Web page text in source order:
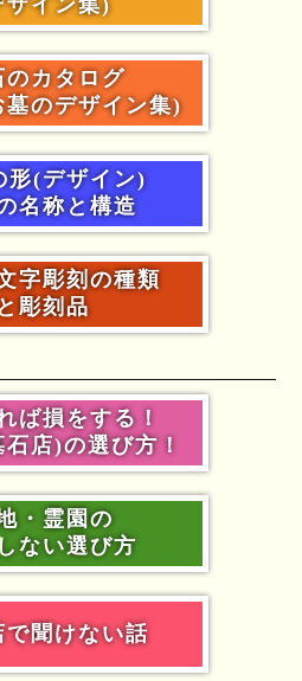
ザイン集)
のカタログ
墓のデザイン集)
形(デザイン)
名称と構造
字彫刻の種類
彫刻品
ば損をする！
店)の選び方！
・霊園の
ない選び方
で聞けない話